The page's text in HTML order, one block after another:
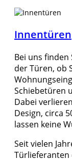
Innentüren
Bei uns
der Türen, ob
Schiebetüren
Dabei
Design, circa
lassen keine
Seit vielen
Türlieferanten